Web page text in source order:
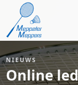
NIEUWS
Online